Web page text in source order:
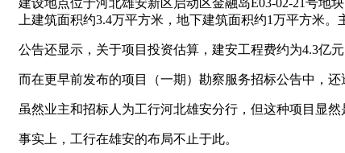
建设地点位于河北雄安新区启动区金融岛E03-02-21号地
上建筑面积约3.4万平方米，地下建筑面积约1万平方米
公告还显示，关于项目投资估算，建安工程费约为4.3亿元
而在更早前发布的项目（一期）勘察服务招标公告中，
虽然业主和招标人为工行河北雄安分行，但这种项目显然
事实上，工行在雄安的布局不止于此。